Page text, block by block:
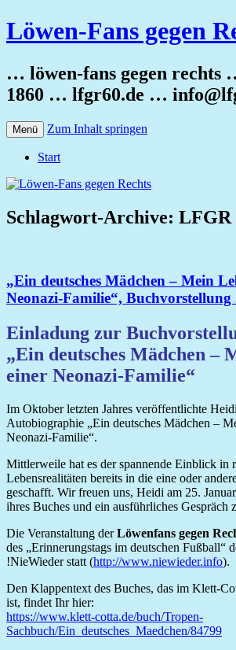
Löwen-Fans gegen
… löwen-fans gegen rechts
1860 … lfgr60.de …
Menü Zum Inhalt springen
Start
Schlagwort-Archive: LFGR
„Ein deutsches Mädchen – Mein
Neonazi-Familie“, Buchvorstellung
Einladung zur
„Ein deutsches Mädchen –
einer Neonazi-Familie“
Im Oktober letzten Jahres veröffentlichte
Autobiographie „Ein deutsches Mädchen –
Neonazi-Familie“.
Mittlerweile hat es der spannende Einblick in
Lebensrealitäten bereits in die eine oder
geschafft. Wir freuen uns, Heidi am 25.
ihres Buches und ein ausführliches Gespräch
Die Veranstaltung derLöwenfans gegen
des „Erinnerungstags im deutschen Fußball“
!NieWieder statt (http://www.niewieder.info).
Den Klappentext des Buches, das im Klett-
ist, findet Ihr hier:
https://www.klett-cotta.de/buch/Tropen-
Sachbuch/Ein_deutsches_Maedchen/84799